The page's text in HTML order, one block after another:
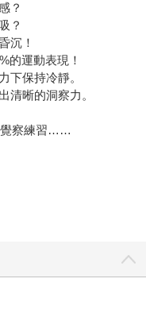
？
？
沉！
的運動表現！
下保持冷靜。
清晰的洞察力。
覺察練習……